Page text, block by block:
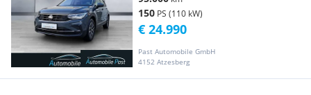
150 PS (110 kW)
Past Automobile GmbH
4152 Atzesberg
€ 24.990